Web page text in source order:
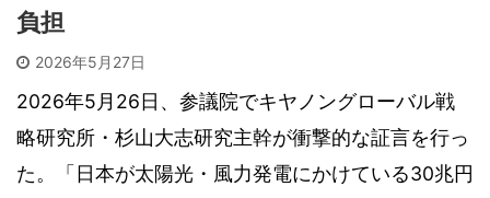
負担
2026年5月27日
2026年5月26日、参議院でキヤノングローバル戦
略研究所・杉山大志研究主幹が衝撃的な証言を行っ
た。「日本が太陽光・風力発電にかけている30兆円